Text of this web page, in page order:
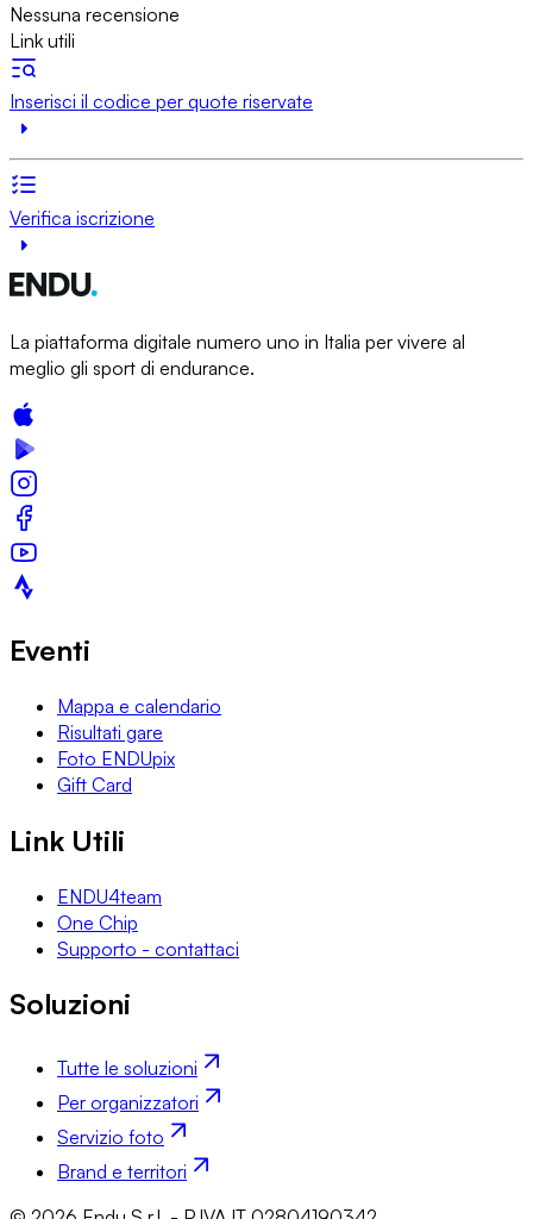
Nessuna recensione
Link utili
Inserisci il codice per quote riservate
Verifica iscrizione
La piattaforma digitale numero uno in Italia per vivere al
meglio gli sport di endurance.
Eventi
Mappa e calendario
Risultati gare
Foto ENDUpix
Gift Card
Link Utili
ENDU4team
One Chip
Supporto - contattaci
Soluzioni
Tutte le soluzioni
Per organizzatori
Servizio foto
Brand e territori